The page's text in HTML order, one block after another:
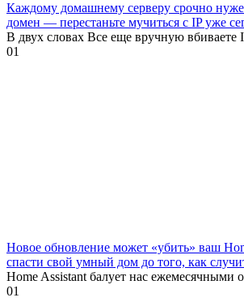
Каждому домашнему серверу срочно
домен — перестаньте мучиться с IP уже
В двух словах Все еще вручную вбиваете
01
Новое обновление может «убить» ваш
спасти свой умный дом до того, как
Home Assistant балует нас ежемесячными
01